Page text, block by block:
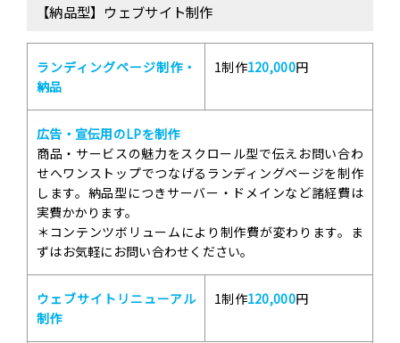
【納品型】ウェブサイト制作
ランディングページ制作・
納品
1制作120,000円
広告・宣伝用のLPを制作
商品・サービスの魅力をスクロール型で伝えお問い合わ
せへワンストップでつなげるランディングページを制作
します。納品型につきサーバー・ドメインなど諸経費は
実費かかります。
＊コンテンツボリュームにより制作費が変わります。ま
ずはお気軽にお問い合わせください。
ウェブサイトリニューアル
制作
1制作120,000円